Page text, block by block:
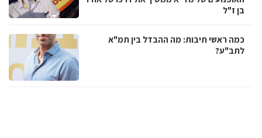
בן ז"ל
כמה ראשי תיבות: מה ההבדל בין תמ"א
לתב"ע?